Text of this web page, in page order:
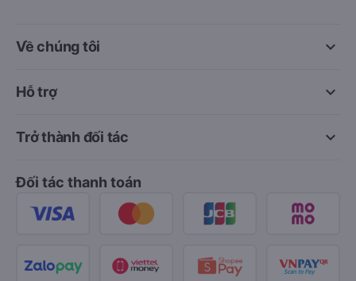
keyboard_arrow_down
Về chúng tôi
keyboard_arrow_down
Hỗ trợ
keyboard_arrow_down
Trở thành đối tác
Đối tác thanh toán